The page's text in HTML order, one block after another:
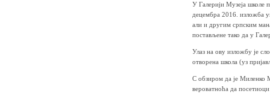
У Галерији Музеја школе
децембра 2016. изложба
али и другим српским
постављене тако да у
Улаз на ову изложбу је
отворена школа (уз
С обзиром да је Миленко
вероватноћа да